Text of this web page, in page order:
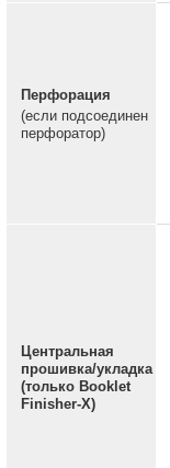
Перфорация
(если подсоединен
перфоратор)
Центральная
прошивка/укладка
(только Booklet
Finisher-X)